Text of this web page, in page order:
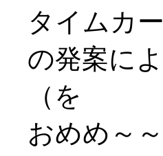
タイムカ
の発案に
（を
おめめ～